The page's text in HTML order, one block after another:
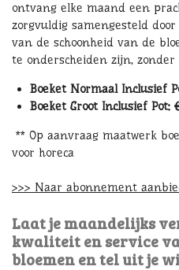
ontvang elke maand een
zorgvuldig samengesteld
van de schoonheid van de
te onderscheiden zijn,
Boeket Normaal Inclusief
Boeket Groot Inclusief Pot:
** Op aanvraag maatwerk
voor horeca
>>> Naar abonnement
Laat je maandelijks
kwaliteit en service
bloemen en tel uit je